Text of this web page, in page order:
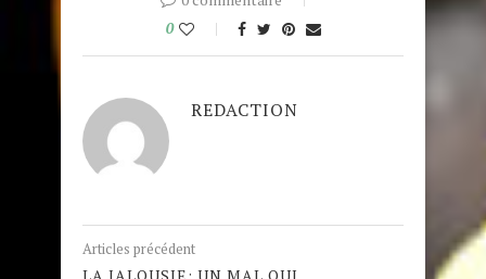
0
REDACTION
Articles précédent